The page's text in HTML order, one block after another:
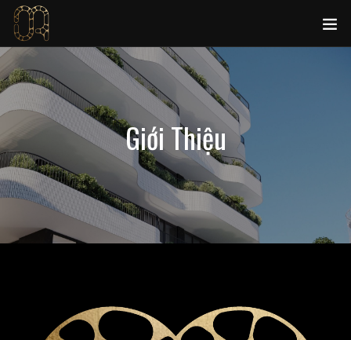
Giới Thiệu